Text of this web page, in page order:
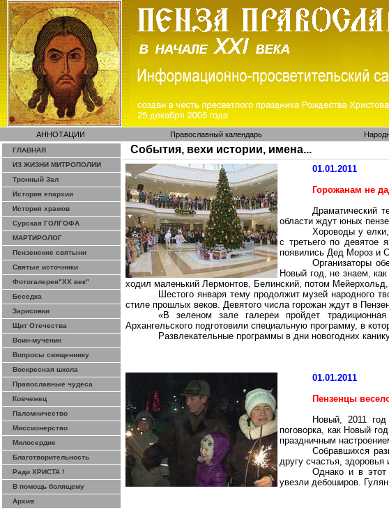
АННОТАЦИИ Православный календарь
ГЛАВНАЯ
ИЗ ЖИЗНИ МИТРОПОЛИИ
Тронный Зал
История епархии
История храмов
Сурская ГОЛГОФА
МАРТИРОЛОГ
Пензенские святыни
Святые источники
Фотогалерея"ХХ век"
Беседка
Зарисовки
Щит Отечества
Воин-мученик
Вопросы священнику
Воскресная школа
Православные чудеса
Ковчежец
Паломничество
Миссионерство
Милосердие
Благотворительность
Ради ХРИСТА !
В помощь болящему
Архив
События, вехи истории, имена...
01.01.2011
Горожанам не
Драматический
области ждут юных
Хороводы у
с третьего по девятое
появились Дед Мороз и
Организаторы
Новый год, не знаем,
ходил маленький Лермонтов, Белинский, потом
Шестого января тему продолжит музей народного
стиле прошлых веков. Девятого числа горожан ждут в
«В зеленом зале галереи пройдет
Архангельского подготовили специальную программу, в
Развлекательные программы в дни новогодних
01.01.2011
Пензенцы
Новый, 2011
поговорка, как Новый
праздничным
Собравшихся
другу счастья,
Однако и в этот
увезли дебоширов.